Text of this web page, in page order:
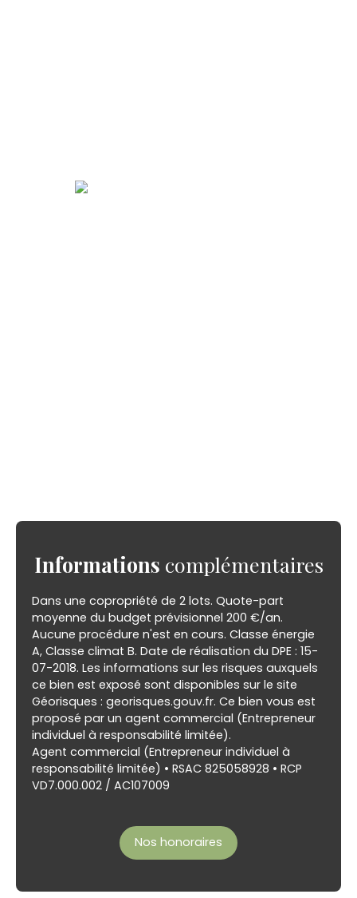
Informations complémentaires
Dans une copropriété de 2 lots. Quote-part
moyenne du budget prévisionnel 200 €/an.
Aucune procédure n'est en cours. Classe énergie
A, Classe climat B. Date de réalisation du DPE : 15-
07-2018. Les informations sur les risques auxquels
ce bien est exposé sont disponibles sur le site
Géorisques : georisques.gouv.fr. Ce bien vous est
proposé par un agent commercial (Entrepreneur
individuel à responsabilité limitée).
Agent commercial (Entrepreneur individuel à
responsabilité limitée) • RSAC 825058928 • RCP
VD7.000.002 / AC107009
Nos honoraires